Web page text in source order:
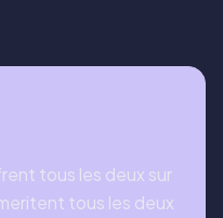
tous les deux sur
tous les deux